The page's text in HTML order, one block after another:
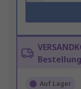
Auf Lager